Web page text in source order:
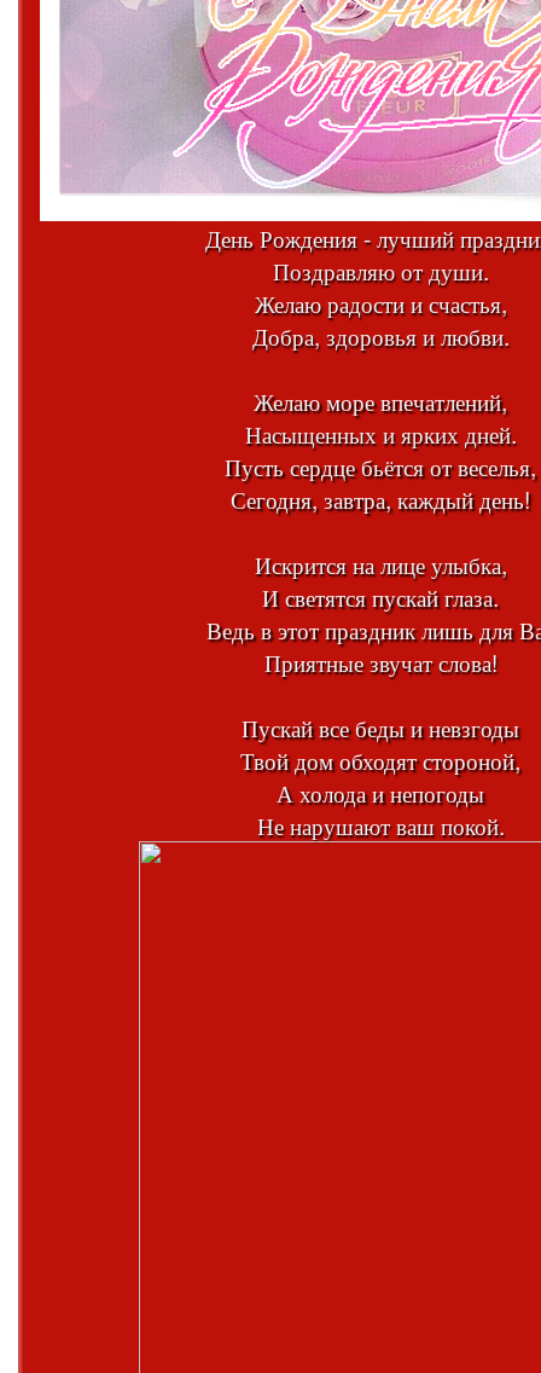
День Рождения - лучший
Поздравляю от души.
Желаю радости и счастья,
Добра, здоровья и любви.
Желаю море впечатлений,
Насыщенных и ярких дней.
Пусть сердце бьётся от веселья,
Сегодня, завтра, каждый день!
Искрится на лице улыбка,
И светятся пускай глаза.
Ведь в этот праздник лишь для
Приятные звучат слова!
Пускай все беды и невзгоды
Твой дом обходят стороной,
А холода и непогоды
Не нарушают ваш покой.